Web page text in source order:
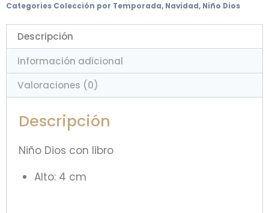
Categories Colección por Temporada, Navidad, Niño Dios
Descripción
Información adicional
Valoraciones (0)
Descripción
Niño Dios con libro
Alto: 4 cm